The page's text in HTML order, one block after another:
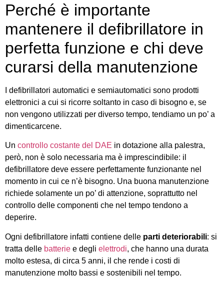
Perché è importante
mantenere il defibrillatore in
perfetta funzione e chi deve
curarsi della manutenzione
I defibrillatori automatici e semiautomatici sono prodotti
elettronici a cui si ricorre soltanto in caso di bisogno e, se
non vengono utilizzati per diverso tempo, tendiamo un po’ a
dimenticarcene.
Un controllo costante del DAE in dotazione alla palestra,
però, non è solo necessaria ma è imprescindibile: il
defibrillatore deve essere perfettamente funzionante nel
momento in cui ce n’è bisogno. Una buona manutenzione
richiede solamente un po’ di attenzione, soprattutto nel
controllo delle componenti che nel tempo tendono a
deperire.
Ogni defibrillatore infatti contiene delle parti deteriorabili: si
tratta delle batterie e degli elettrodi, che hanno una durata
molto estesa, di circa 5 anni, il che rende i costi di
manutenzione molto bassi e sostenibili nel tempo.